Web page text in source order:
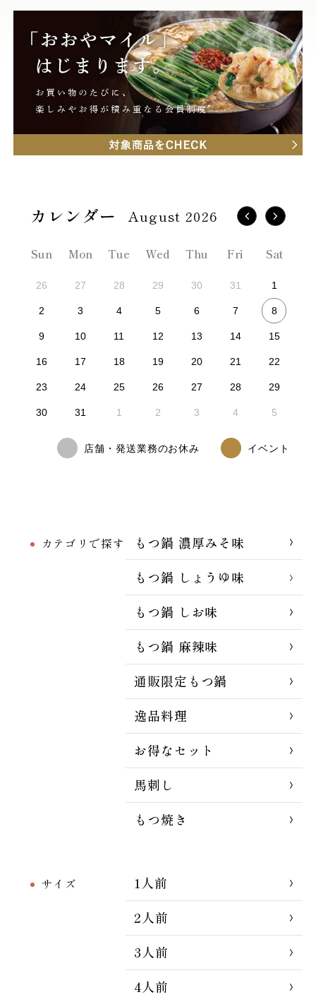
カテゴリで探す
もつ鍋 濃厚みそ味
もつ鍋 しょうゆ味
もつ鍋 しお味
もつ鍋 麻辣味
通販限定もつ鍋
逸品料理
お得なセット
馬刺し
もつ焼き
サイズ
1人前
2人前
3人前
4人前
August 2026
Sun Mon Tue Wed Thu Fri Sat
26 27 28 29 30 31 1
2 3 4 5 6 7 8
9 10 11 12 13 14 15
16 17 18 19 20 21 22
23 24 25 26 27 28 29
30 31 1 2 3 4 5
店舗・発送業務のお休み イベント